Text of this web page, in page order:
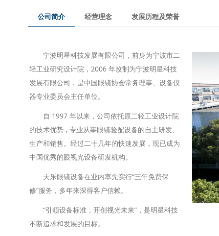
公司简介 经营理念 发展历程及荣誉
宁波明星科技发展有限公司，前身为宁波市二
轻工业研究设计院，2006 年改制为宁波明星科技
发展有限公司，是中国眼镜协会常务理事、设备仪
器专业委员会主任单位。
自 1997 年以来，公司依托原二轻工业设计院
的技术优势 , 专业从事眼镜验配设备的自主研发、
生产和销售。经过二十几年的快速发展，现已成为
中国优秀的眼视光设备研发机构。
天乐眼镜设备在业内率先实行“三年免费保
修”服务，多年来深得客户信赖。
“引领设备标准，开创视光未来”，是明星科技
不断追求和发展的目标。